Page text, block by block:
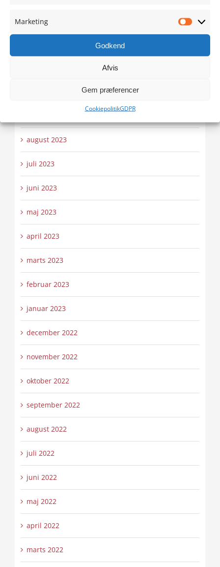
Marketing
Godkend
Afvis
Gem præferencer
CookiepolitikGDPR
januar 2024
august 2023
juli 2023
juni 2023
maj 2023
april 2023
marts 2023
februar 2023
januar 2023
december 2022
november 2022
oktober 2022
september 2022
august 2022
juli 2022
juni 2022
maj 2022
april 2022
marts 2022